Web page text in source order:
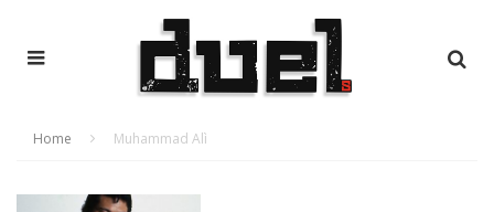
Home Muhammad Alì